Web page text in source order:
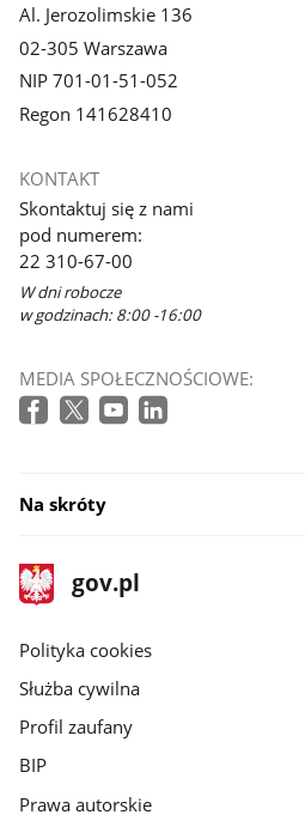
Al. Jerozolimskie 136
02-305 Warszawa
NIP 701-01-51-052
Regon 141628410
KONTAKT
Skontaktuj się z nami
pod numerem:
22 310-67-00
W dni robocze
w godzinach: 8:00 -16:00
MEDIA SPOŁECZNOŚCIOWE:
Na skróty
stopka
gov.pl
Strona
gov.pl
gov.pl
Polityka cookies
Służba cywilna
Profil zaufany
BIP
Prawa autorskie